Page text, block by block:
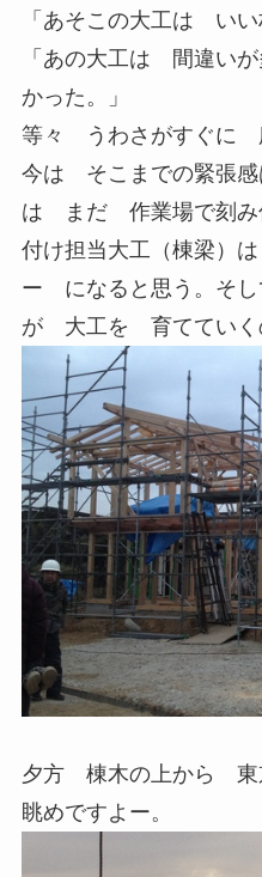
「あそこの大工は いい
「あの大工は 間違い
かった。」
等々 うわさがすぐに
今は そこまでの緊張
は まだ 作業場で刻み
付け担当大工（棟梁）
ー になると思う。そ
が 大工を 育てていく
夕方 棟木の上から
眺めですよー。